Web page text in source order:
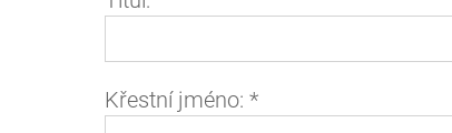
Křestní jméno: *